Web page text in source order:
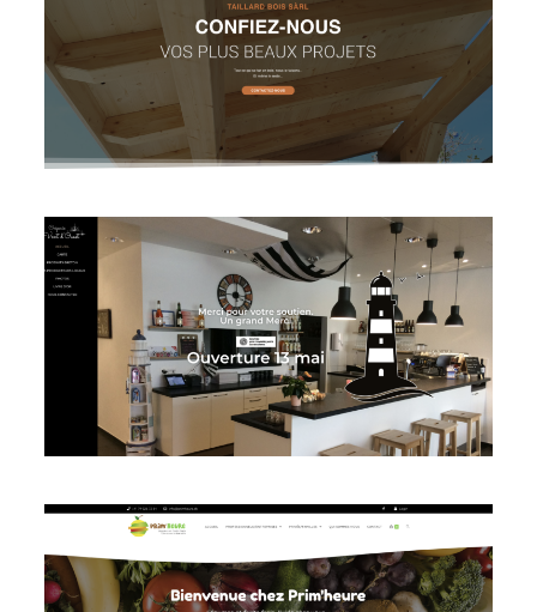
Voir le site
Voir le site